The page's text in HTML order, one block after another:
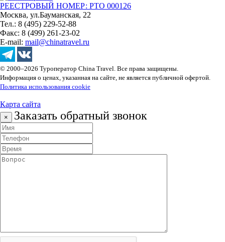
РЕЕСТРОВЫЙ НОМЕР: РТО 000126
Москва, ул.Бауманская, 22
Тел.: 8 (495) 229-52-88
Факс: 8 (499) 261-23-02
E-mail: mail@chinatravel.ru
© 2000–2026 Туроператор China Travel. Все права защищены.
Информация о ценах, указанная на сайте, не является публичной офертой.
Политика использования cookie
Карта сайта
× Заказать обратный звонок